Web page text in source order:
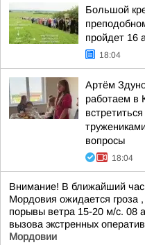
Большой
пройдет 16
18:04
Артём
работаем в
вопросы
18:04
Внимание! В ближайший
Мордовия ожидается гроза
порывы ветра 15-20 м/с. 08
вызова экстренных
Мордовии